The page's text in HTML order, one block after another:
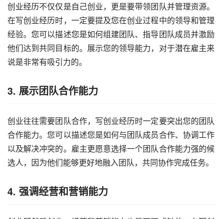
创业经历不仅仅是自己创业，更是要带领团队并管理资源。
在写创业经历时，一定要提及您在创业过程中的领导和管理
经验。您可以描述您是如何组建团队、指导团队成员并激励
他们达到共同目标的。展示您的领导能力，对于潜在雇主来
说是非常有吸引力的。
3. 展示团队合作能力
创业往往需要团队合作，写创业经历时一定要突出您的团队
合作能力。您可以描述您是如何与团队成员合作、协调工作
以及解决冲突的。雇主更愿意选择一个团队合作能力强的候
选人，因为他们能够更好地融入团队，共同协作完成任务。
4. 强调经营和营销能力